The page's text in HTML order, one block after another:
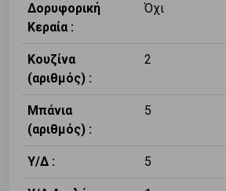
Δορυφορική
Κεραία :
Όχι
Κουζίνα
(αριθμός) :
2
Μπάνια
(αριθμός) :
5
Υ/Δ : 5